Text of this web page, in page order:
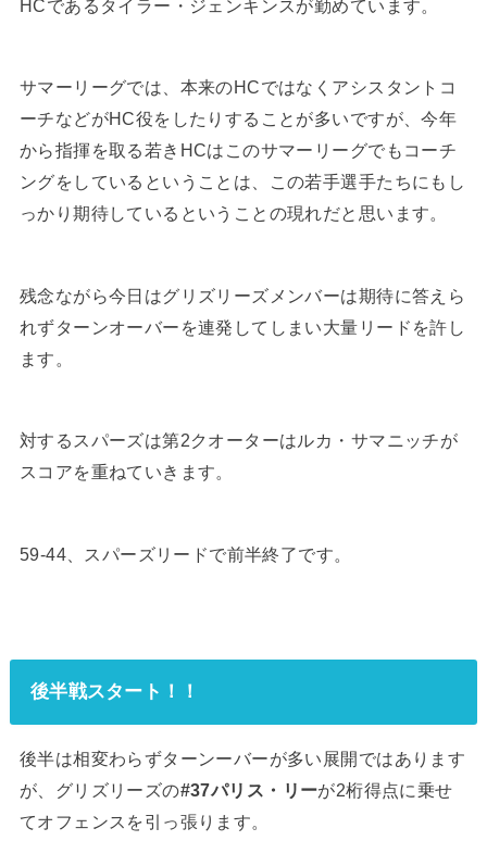
HCであるタイラー・ジェンキンスが勤めています。
サマーリーグでは、本来のHCではなくアシスタントコ
ーチなどがHC役をしたりすることが多いですが、今年
から指揮を取る若きHCはこのサマーリーグでもコーチ
ングをしているということは、この若手選手たちにもし
っかり期待しているということの現れだと思います。
残念ながら今日はグリズリーズメンバーは期待に答えら
れずターンオーバーを連発してしまい大量リードを許し
ます。
対するスパーズは第2クオーターはルカ・サマニッチが
スコアを重ねていきます。
59-44、スパーズリードで前半終了です。
後半戦スタート！！
後半は相変わらずターンーバーが多い展開ではあります
が、グリズリーズの#37パリス・リーが2桁得点に乗せ
てオフェンスを引っ張ります。